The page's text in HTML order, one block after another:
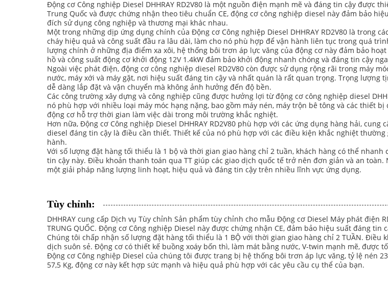
Động cơ Công nghiệp Diesel DHHRAY RD2V80 là một nguồn điện mạnh mẽ và đáng tin cậy được
Trung Quốc và được chứng nhận theo tiêu chuẩn CE, động cơ công nghiệp diesel này đảm bảo
đích sử dụng công nghiệp và thương mại khác nhau.
Một trong những dịp ứng dụng chính của Động cơ Công nghiệp Diesel DHHRAY RD2V80 là trong
cháy hiệu quả và công suất đầu ra lâu dài, làm cho nó phù hợp để vận hành liên tục trong quá
lượng chính ở những địa điểm xa xôi, hệ thống bôi trơn áp lực văng của động cơ này đảm bảo
hồ và công suất động cơ khởi động 12V 1.4kW đảm bảo khởi động nhanh chóng và đáng tin cậy
Ngoài việc phát điện, động cơ công nghiệp diesel RD2V80 còn được sử dụng rộng rãi trong máy
nước, máy xới và máy gặt, nơi hiệu suất đáng tin cậy và nhất quán là rất quan trọng. Trọng lượng
dễ dàng lắp đặt và vận chuyển mà không ảnh hưởng đến độ bền.
Các công trường xây dựng và công nghiệp cũng được hưởng lợi từ động cơ công nghiệp diesel
nó phù hợp với nhiều loại máy móc hạng nặng, bao gồm máy nén, máy trộn bê tông và các thiết
động cơ hỗ trợ thời gian làm việc dài trong môi trường khắc nghiệt.
Hơn nữa, Động cơ Công nghiệp Diesel DHHRAY RD2V80 phù hợp với các ứng dụng hàng hải,
diesel đáng tin cậy là điều cần thiết. Thiết kế của nó phù hợp với các điều kiện khắc nghiệt
hành.
Với số lượng đặt hàng tối thiểu là 1 bộ và thời gian giao hàng chỉ 2 tuần, khách hàng có thể
tin cậy này. Điều khoản thanh toán qua TT giúp các giao dịch quốc tế trở nên đơn giản và an toàn.
một giải pháp năng lượng linh hoạt, hiệu quả và đáng tin cậy trên nhiều lĩnh vực ứng dụng.
Tùy chỉnh:
DHHRAY cung cấp Dịch vụ Tùy chỉnh Sản phẩm tùy chỉnh cho mẫu Động cơ Diesel Máy phát điện
TRUNG QUỐC. Động cơ Công nghiệp Diesel này được chứng nhận CE, đảm bảo hiệu suất đáng
Chúng tôi chấp nhận số lượng đặt hàng tối thiểu là 1 BỘ với thời gian giao hàng chỉ 2 TUẦN.
dịch suôn sẻ. Động cơ có thiết kế buồng xoáy bốn thì, làm mát bằng nước, V-twin mạnh mẽ, được
Động cơ Công nghiệp Diesel của chúng tôi được trang bị hệ thống bôi trơn áp lực văng, tỷ lệ nén
57,5 ​​Kg, động cơ này kết hợp sức mạnh và hiệu quả phù hợp với các yêu cầu cụ thể của bạn.